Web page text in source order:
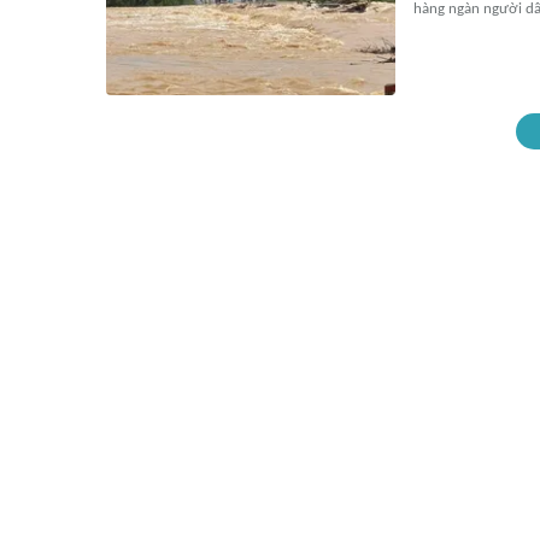
hàng ngàn người